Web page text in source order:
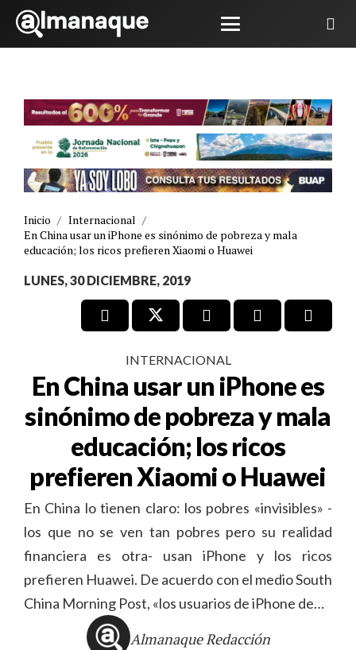
Inicio / Internacional /
En China usar un iPhone es sinónimo de pobreza y mala
educación; los ricos prefieren Xiaomi o Huawei
LUNES, 30 DICIEMBRE, 2019
INTERNACIONAL
En China usar un iPhone es
sinónimo de pobreza y mala
educación; los ricos
prefieren Xiaomi o Huawei
En China lo tienen claro: los pobres «invisibles» -
los que no se ven tan pobres pero su realidad
financiera es otra- usan iPhone y los ricos
prefieren Huawei. De acuerdo con el medio South
China Morning Post, «los usuarios de iPhone de…
Almanaque Redacción